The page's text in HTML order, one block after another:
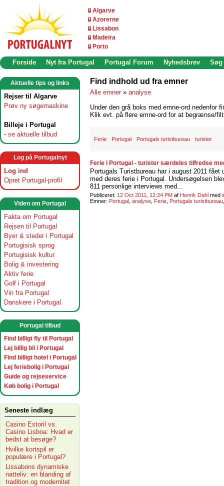
Algarve
Azorerne
Lissabon
Madeira
Porto
Forside Nyt fra Portugal Portugal Forum Nyhedsbrev Søg
Aktuelle tips og links
Rejser til Algarve
Prøv ny søgemaskine
Billeje i Portugal
- se aktuelle tilbud
Log på Portugalnyt
Log ind
Opret Portugal-profil
Viden om Portugal
Fakta om Portugal
Rejsen til Portugal
Byer & steder i Portugal
Portugisisk sprog
Portugisisk kultur
Bolig & investering
Aktiv ferie
Golf i Portugal
Vin fra Portugal
Danskere i Portugal
Portugal tilbud
Find billigt fly til Portugal
Lej billig bil i Portugal
Find billigt hotel i Portugal
Lej feriebolig i Portugal
Guide og rejseservice
Køb bolig i Portugal
Seneste indlæg
Casino Estoril vs.
Casino Lisboa: Hvad er
bedst at besøge?
Hvilke kortspil er
populære i Portugal?
Lissabons dynamiske
natteliv: en blanding af
tradition og modernitet
Find indhold ud fra emner
Alle emner » analyse
Under den grå boks med emne-ord nedenfor
Klik evt. på flere emne-ord for at begrænse/
Ferie Portugal Portugals turistbureau turister
Ferie i Portugal - turister særdeles tilfredse
Portugals Turistbureau har i august 2011
med deres ferie i Portugal. Undersøgelsen
811 personlige interviews med...
Publiceret: 12 Oct 2011, 12:24 PM af Henrik Dahl med
Emner: Portugal analyse Ferie Portugals turistbureau